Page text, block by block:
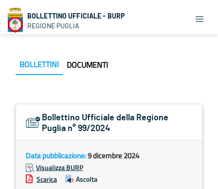
BOLLETTINO UFFICIALE - BURP
REGIONE PUGLIA
BOLLETTINI DOCUMENTI
Bollettino Ufficiale della Regione
Puglia n° 99/2024
Data pubblicazione:9 dicembre 2024
Visualizza BURP
Scarica
Ascolta